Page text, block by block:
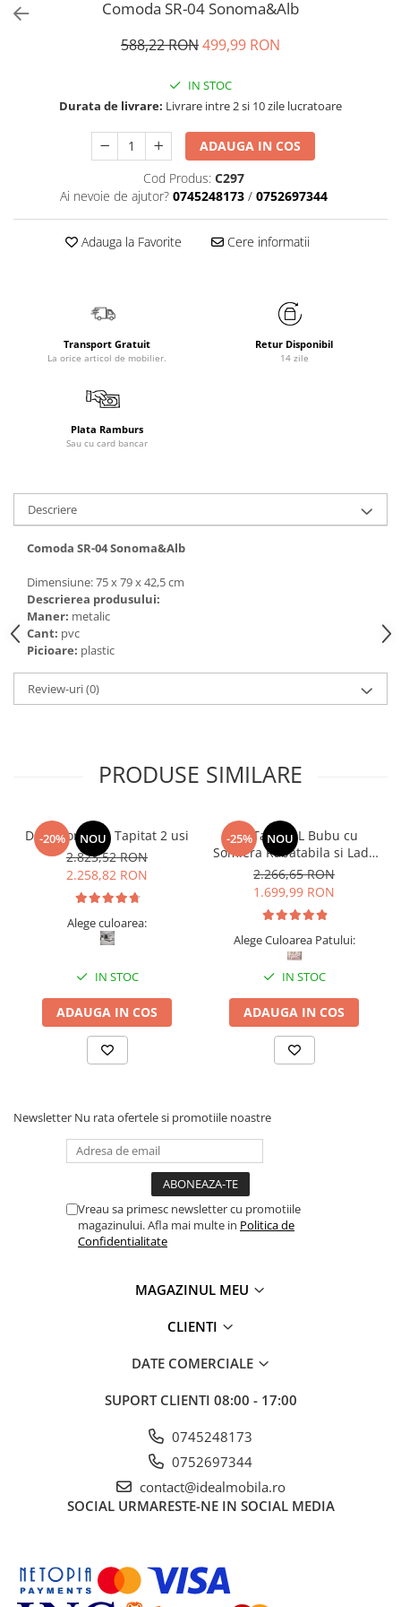
Comoda SR-04 Sonoma&Alb
588,22 RON499,99 RON
IN STOC
Durata de livrare: Livrare intre 2 si 10 zile lucratoare
ADAUGA IN COS
Cod Produs: C297
Ai nevoie de ajutor? 0745248173 / 0752697344
Adauga la Favorite Cere informatii
Transport Gratuit
La orice articol de mobilier.
Retur Disponibil
14 zile
Plata Ramburs
Sau cu card bancar
Descriere
Comoda SR-04 Sonoma&Alb
Dimensiune: 75 x 79 x 42,5 cm
Descrierea produsului:
Maner: metalic
Cant: pvc
Picioare: plastic
Review-uri(0)
PRODUSE SIMILARE
-20% NOU
Dormitor Vista Tapitat 2 usi
2.823,52 RON
2.258,82 RON
Alege culoarea:
IN STOC
ADAUGA IN COS
-25% NOU
Pat Tapitat L Bubu cu
Somiera Rabatabila si Lada
de depozitare
2.266,65 RON
1.699,99 RON
Alege Culoarea Patului:
IN STOC
ADAUGA IN COS
Newsletter Nu rata ofertele si promotiile noastre
Vreau sa primesc newsletter cu promotiile
magazinului. Afla mai multe in Politica de
Confidentialitate
MAGAZINUL MEU
CLIENTI
DATE COMERCIALE
SUPORT CLIENTI 08:00 - 17:00
0745248173
0752697344
contact@idealmobila.ro
SOCIAL URMARESTE-NE IN SOCIAL MEDIA